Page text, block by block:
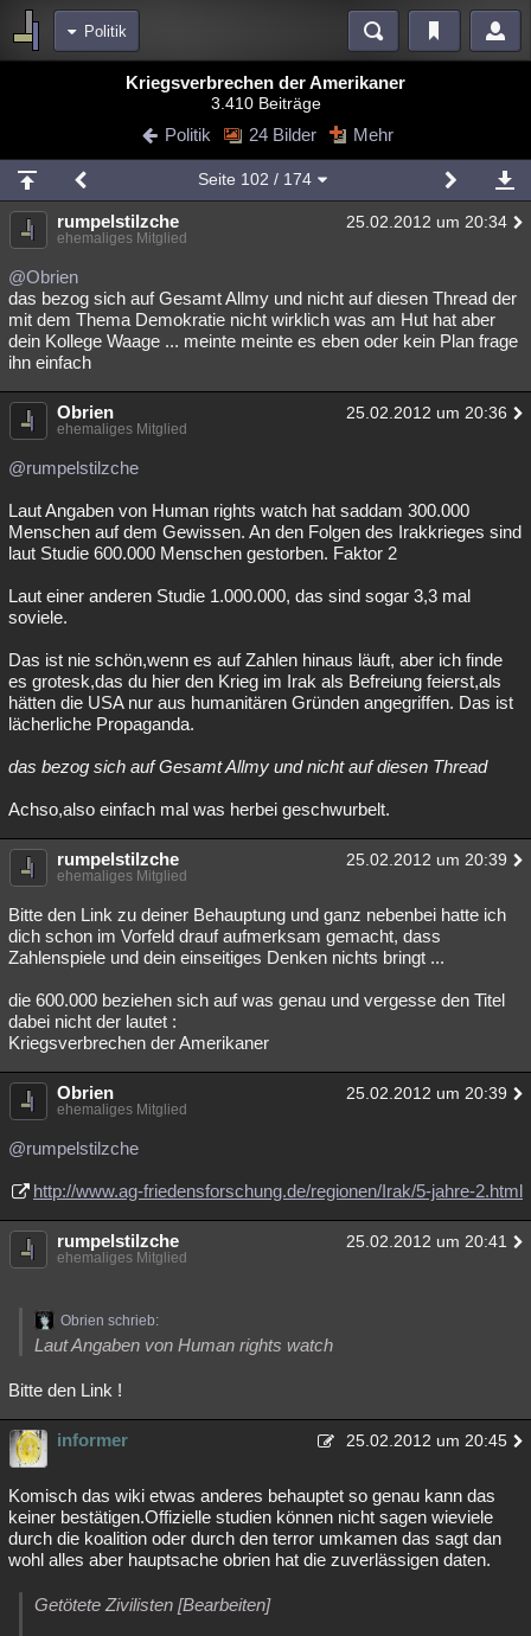
Politik
Blogs Videos
Chat Wiki Neuigkeiten
meine Rubriken
Menschen Wissenschaft Mystery Kriminalfälle
Spiritualität
Natur Umfragen Unterhaltung
weitere Rubriken
Philosophie Träume Orte Esoterik Literatur
Astronomie Helpdesk
Übersichten
Besucht Teilgenommen Alle Neue Geschlossen
Lesenswert Schlüsselwörter
Kriegsverbrechen der Amerikaner
3.410 Beiträge
Politik 24 Bilder Mehr
Seite 102 / 174
rumpelstilzche 25.02.2012 um 20:34
ehemaliges Mitglied
@Obrien
das bezog sich auf Gesamt Allmy und nicht auf diesen Thread der
mit dem Thema Demokratie nicht wirklich was am Hut hat aber
dein Kollege Waage ... meinte meinte es eben oder kein Plan frage
ihn einfach
Obrien 25.02.2012 um 20:36
ehemaliges Mitglied
@rumpelstilzche
Laut Angaben von Human rights watch hat saddam 300.000
Menschen auf dem Gewissen. An den Folgen des Irakkrieges sind
laut Studie 600.000 Menschen gestorben. Faktor 2
Laut einer anderen Studie 1.000.000, das sind sogar 3,3 mal
soviele.
Das ist nie schön,wenn es auf Zahlen hinaus läuft, aber ich finde
es grotesk,das du hier den Krieg im Irak als Befreiung feierst,als
hätten die USA nur aus humanitären Gründen angegriffen. Das ist
lächerliche Propaganda.
das bezog sich auf Gesamt Allmy und nicht auf diesen Thread
Achso,also einfach mal was herbei geschwurbelt.
rumpelstilzche 25.02.2012 um 20:39
ehemaliges Mitglied
Bitte den Link zu deiner Behauptung und ganz nebenbei hatte ich
dich schon im Vorfeld drauf aufmerksam gemacht, dass
Zahlenspiele und dein einseitiges Denken nichts bringt ...
die 600.000 beziehen sich auf was genau und vergesse den Titel
dabei nicht der lautet :
Kriegsverbrechen der Amerikaner
Obrien 25.02.2012 um 20:39
ehemaliges Mitglied
@rumpelstilzche
http://www.ag-friedensforschung.de/regionen/Irak/5-jahre-2.html
rumpelstilzche 25.02.2012 um 20:41
ehemaliges Mitglied
Obrien schrieb:
Laut Angaben von Human rights watch
Bitte den Link !
informer 25.02.2012 um 20:45
Komisch das wiki etwas anderes behauptet so genau kann das
keiner bestätigen.Offizielle studien können nicht sagen wieviele
durch die koalition oder durch den terror umkamen das sagt dan
wohl alles aber hauptsache obrien hat die zuverlässigen daten.
Getötete Zivilisten [Bearbeiten]